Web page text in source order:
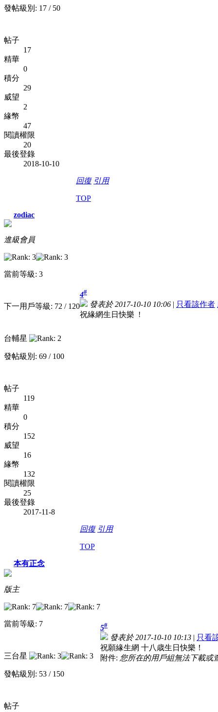
發帖級別: 17 / 50
帖子
17
精華
0
積分
29
威望
2
緣幣
47
閱讀權限
20
最後登錄
2018-10-10
回復 引用
TOP
zodiac
進級會員
當前等級: 3
下一用戶等級: 72 / 120
台輔星
發帖級別: 69 / 100
帖子
119
精華
0
積分
152
威望
16
緣幣
132
閱讀權限
25
最後登錄
2017-11-8
4#
發表於 2017-10-10 10:06 | 只看該作者
祝緣網生日快樂 !
回復 引用
TOP
本有正念
版主
當前等級: 7
三台星
發帖級別: 53 / 150
帖子
5#
發表於 2017-10-10 10:13 | 只看
祝願緣生網 十八歳生日快樂！
附件: 您所在的用戶組無法下載或